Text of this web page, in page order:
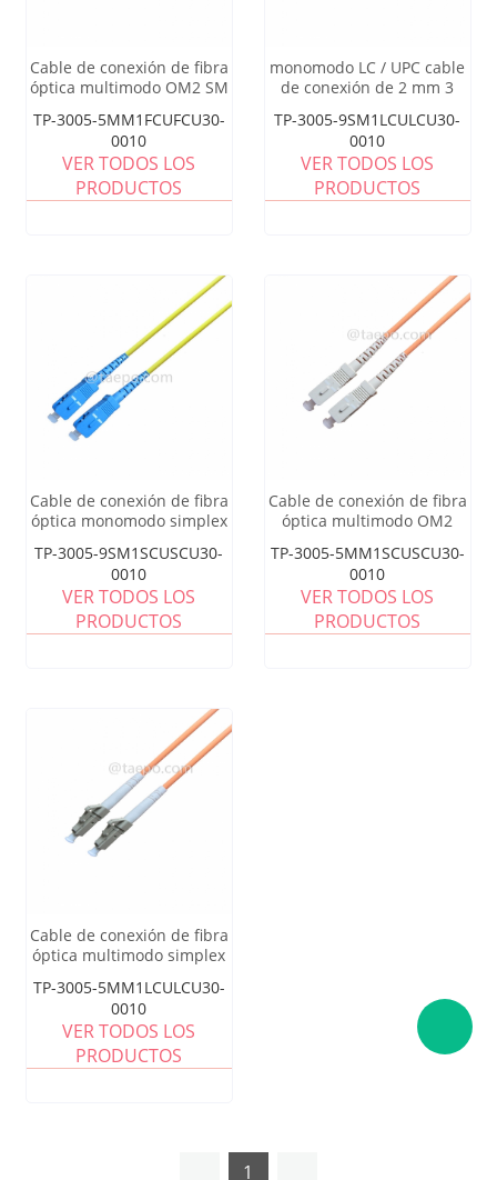
Cable de conexión de fibra
óptica multimodo OM2 SM
um
TP-3005-5MM1FCUFCU30-
0010
VER TODOS LOS
PRODUCTOS
monomodo LC / UPC cable
de conexión de 2 mm 3
TP-3005-9SM1LCULCU30-
0010
VER TODOS LOS
PRODUCTOS
Cable de conexión de fibra
óptica monomodo simplex
TP-3005-9SM1SCUSCU30-
0010
VER TODOS LOS
PRODUCTOS
Cable de conexión de fibra
óptica multimodo OM2
TP-3005-5MM1SCUSCU30-
0010
VER TODOS LOS
PRODUCTOS
Cable de conexión de fibra
óptica multimodo simplex
TP-3005-5MM1LCULCU30-
0010
VER TODOS LOS
PRODUCTOS
1